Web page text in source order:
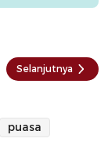
Selanjutnya
puasa